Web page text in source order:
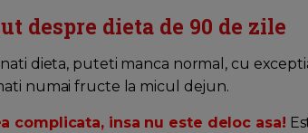
despre dieta de 90 de zile
dieta, puteti manca normal, cu
numai fructe la micul dejun.
complicata, insa nu este deloc asa!